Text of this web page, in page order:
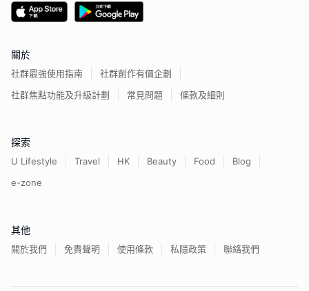
關於
社群最強使用指南
社群創作有價企劃
社群焦點功能及升級計劃
常見問題 條款及細則
探索
U Lifestyle Travel HK Beauty Food
Blog
e-zone
其他
關於我們 免責聲明 使用條款 私隱政策 聯絡我們